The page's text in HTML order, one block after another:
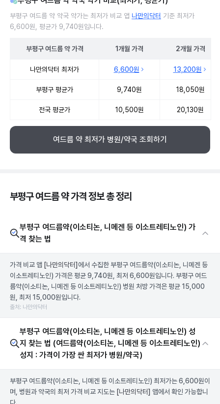
부평구 여드름 약 약국 약가는 최저가 비교 앱 나만의닥터 기준 최저가
6,600원, 평균가 9,740원입니다.
부평구 여드름 약가격 1개월 가격 2개월 가격
나만의닥터 최저가 6,600원 13,200원
부평구 평균가 9,740원 18,050원
전국 평균가 10,500원 20,130원
여드름 약 최저가 병원/약국 조회하기
부평구 여드름 약 가격 정보 총 정리
부평구 여드름약(이소티논, 니메겐 등 이소트레티노인) 가
격 찾는 법
가격 비교 앱 [나만의닥터] 에서 수집한 부평구 여드름약(이소티논, 니메겐 등
이소트레티노인) 가격은 평균 9,740원, 최저 6,600원입니다. 부평구 여드
름약(이소티논, 니메겐 등 이소트레티노인) 병원 처방 가격은 평균 15,000
원, 최저 15,000원입니다.
출처: 나만의닥터
부평구 여드름약(이소티논, 니메겐 등 이소트레티노인) 성
지 찾는 법 (여드름약(이소티논, 니메겐 등 이소트레티노인)
성지 : 가격이 가장 싼 최저가 병원/약국)
부평구 여드름약(이소티논, 니메겐 등 이소트레티노인) 최저가는 6,600원이
며, 병원과 약국의 최저 가격 비교 지도는 [나만의닥터] 앱에서 확인 가능합니